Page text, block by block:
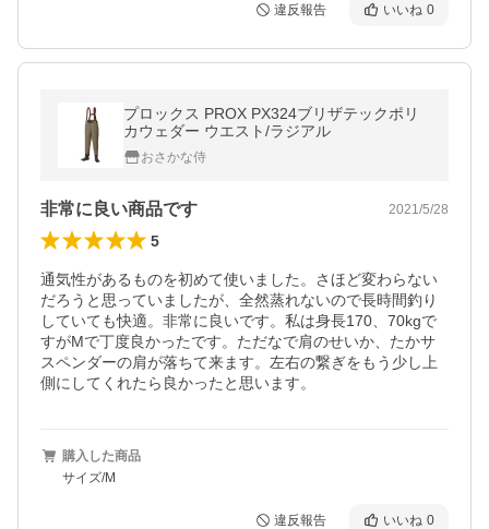
違反報告 いいね 0
プロックス PROX PX324ブリザテックポリ
カウェダー ウエスト/ラジアル
おさかな侍
非常に良い商品です 2021/5/28
5
通気性があるものを初めて使いました。さほど変わらない
だろうと思っていましたが、全然蒸れないので長時間釣り
していても快適。非常に良いです。私は身長170、70kgで
すがMで丁度良かったです。ただなで肩のせいか、たかサ
スペンダーの肩が落ちて来ます。左右の繋ぎをもう少し上
側にしてくれたら良かったと思います。
購入した商品
サイズ/M
違反報告 いいね 0